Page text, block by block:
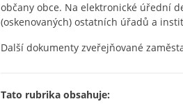
občany obce. Na elektronické úřední
(oskenovaných) ostatních úřadů a
Další dokumenty zveřejňované
Tato rubrika obsahuje: